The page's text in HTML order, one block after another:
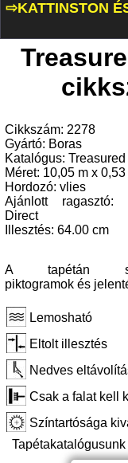
⇨KATTINSTON
Cikkszám: 2278
Gyártó: Boras
Katalógus: Treasured
Méret: 10,05 m x 0,53
Hordozó: vlies
Ajánlott ragasztó:
Direct
Illesztés: 64.00 cm
A tapétán
piktogramok és
Lemosható
Eltolt illesztés
Nedves
Csak a falat kell
Színtartósága